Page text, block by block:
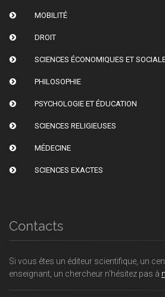
MOBILITÉ
DROIT
SCIENCES ÉCONOMIQUES ET
PHILOSOPHIE
PSYCHOLOGIE ET ÉDUCATION
SCIENCES RELIGIEUSES
MÉDECINE
SCIENCES EXACTES
Contacts
Si vous êtes un éditeur scientifique, un
enseignant, un chercheur n'hésitez pas à